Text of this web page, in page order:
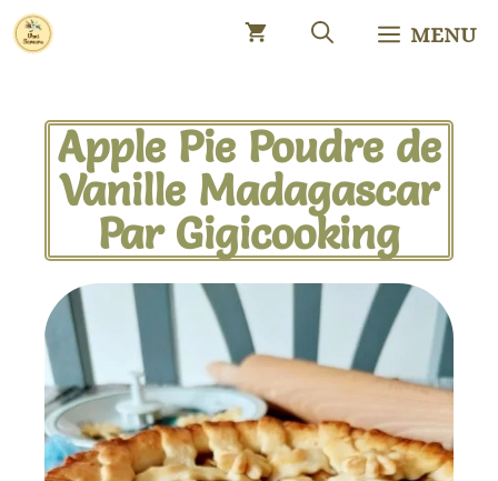
MENU
Apple Pie Poudre de
Vanille Madagascar
Par Gigicooking